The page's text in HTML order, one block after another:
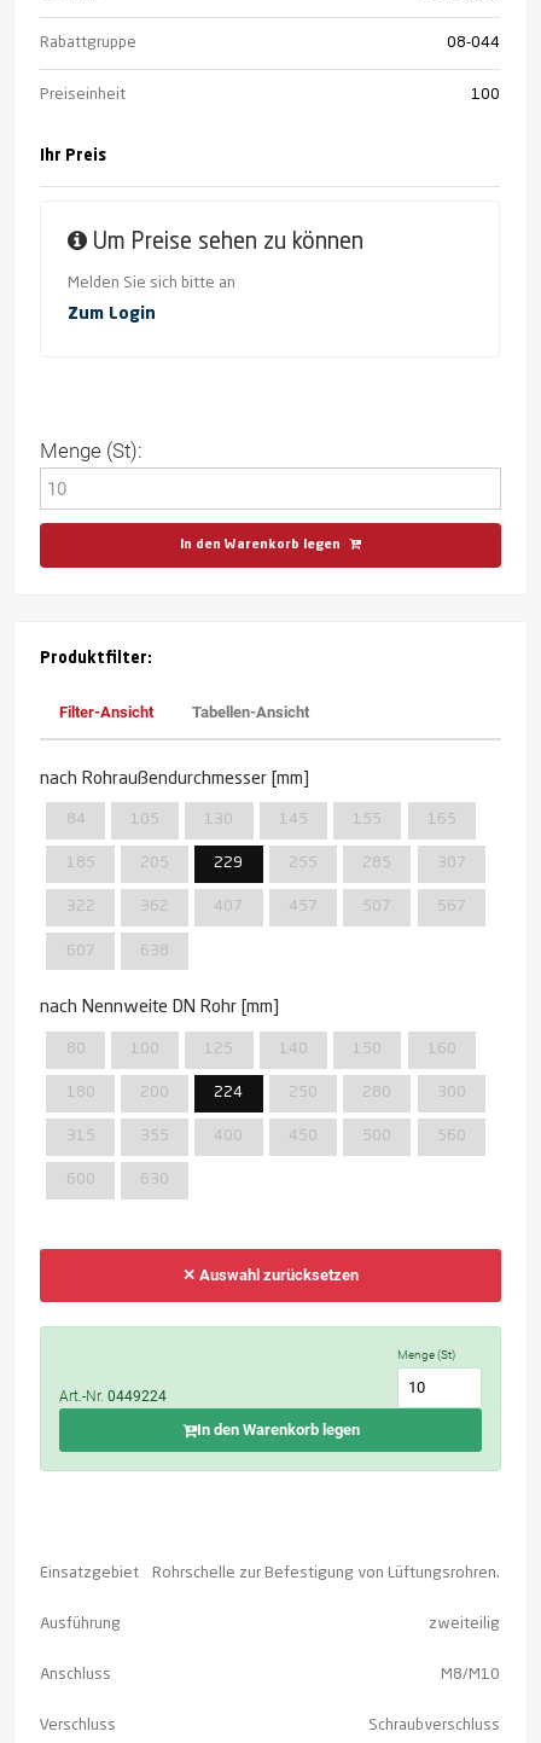
Rabattgruppe 08-044
Preiseinheit 100
Ihr Preis
Um Preise sehen zu können
Melden Sie sich bitte an
Zum Login
Menge (St):
In den Warenkorb legen
Produktfilter:
Filter-Ansicht Tabellen-Ansicht
nach Rohraußendurchmesser [mm]
84 105 130 145 155 165
185 205 229 255 285 307
322 362 407 457 507 567
607 638
nach Nennweite DN Rohr [mm]
80 100 125 140 150 160
180 200 224 250 280 300
315 355 400 450 500 560
600 630
✕ Auswahl zurücksetzen
Art.-Nr.0449224
Menge (St)
In den Warenkorb legen
Einsatzgebiet Rohrschelle zur Befestigung von Lüftungsrohren.
Ausführung zweiteilig
Anschluss M8/M10
Verschluss Schraubverschluss